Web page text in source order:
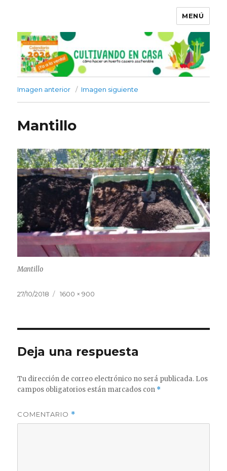
MENÚ
Imagen anterior Imagen siguiente
Mantillo
Mantillo
Publicado
27/10/2018
Tamaño
1600 × 900
Deja una respuesta
Tu dirección de correo electrónico no será publicada. Los
campos obligatorios están marcados con *
COMENTARIO *